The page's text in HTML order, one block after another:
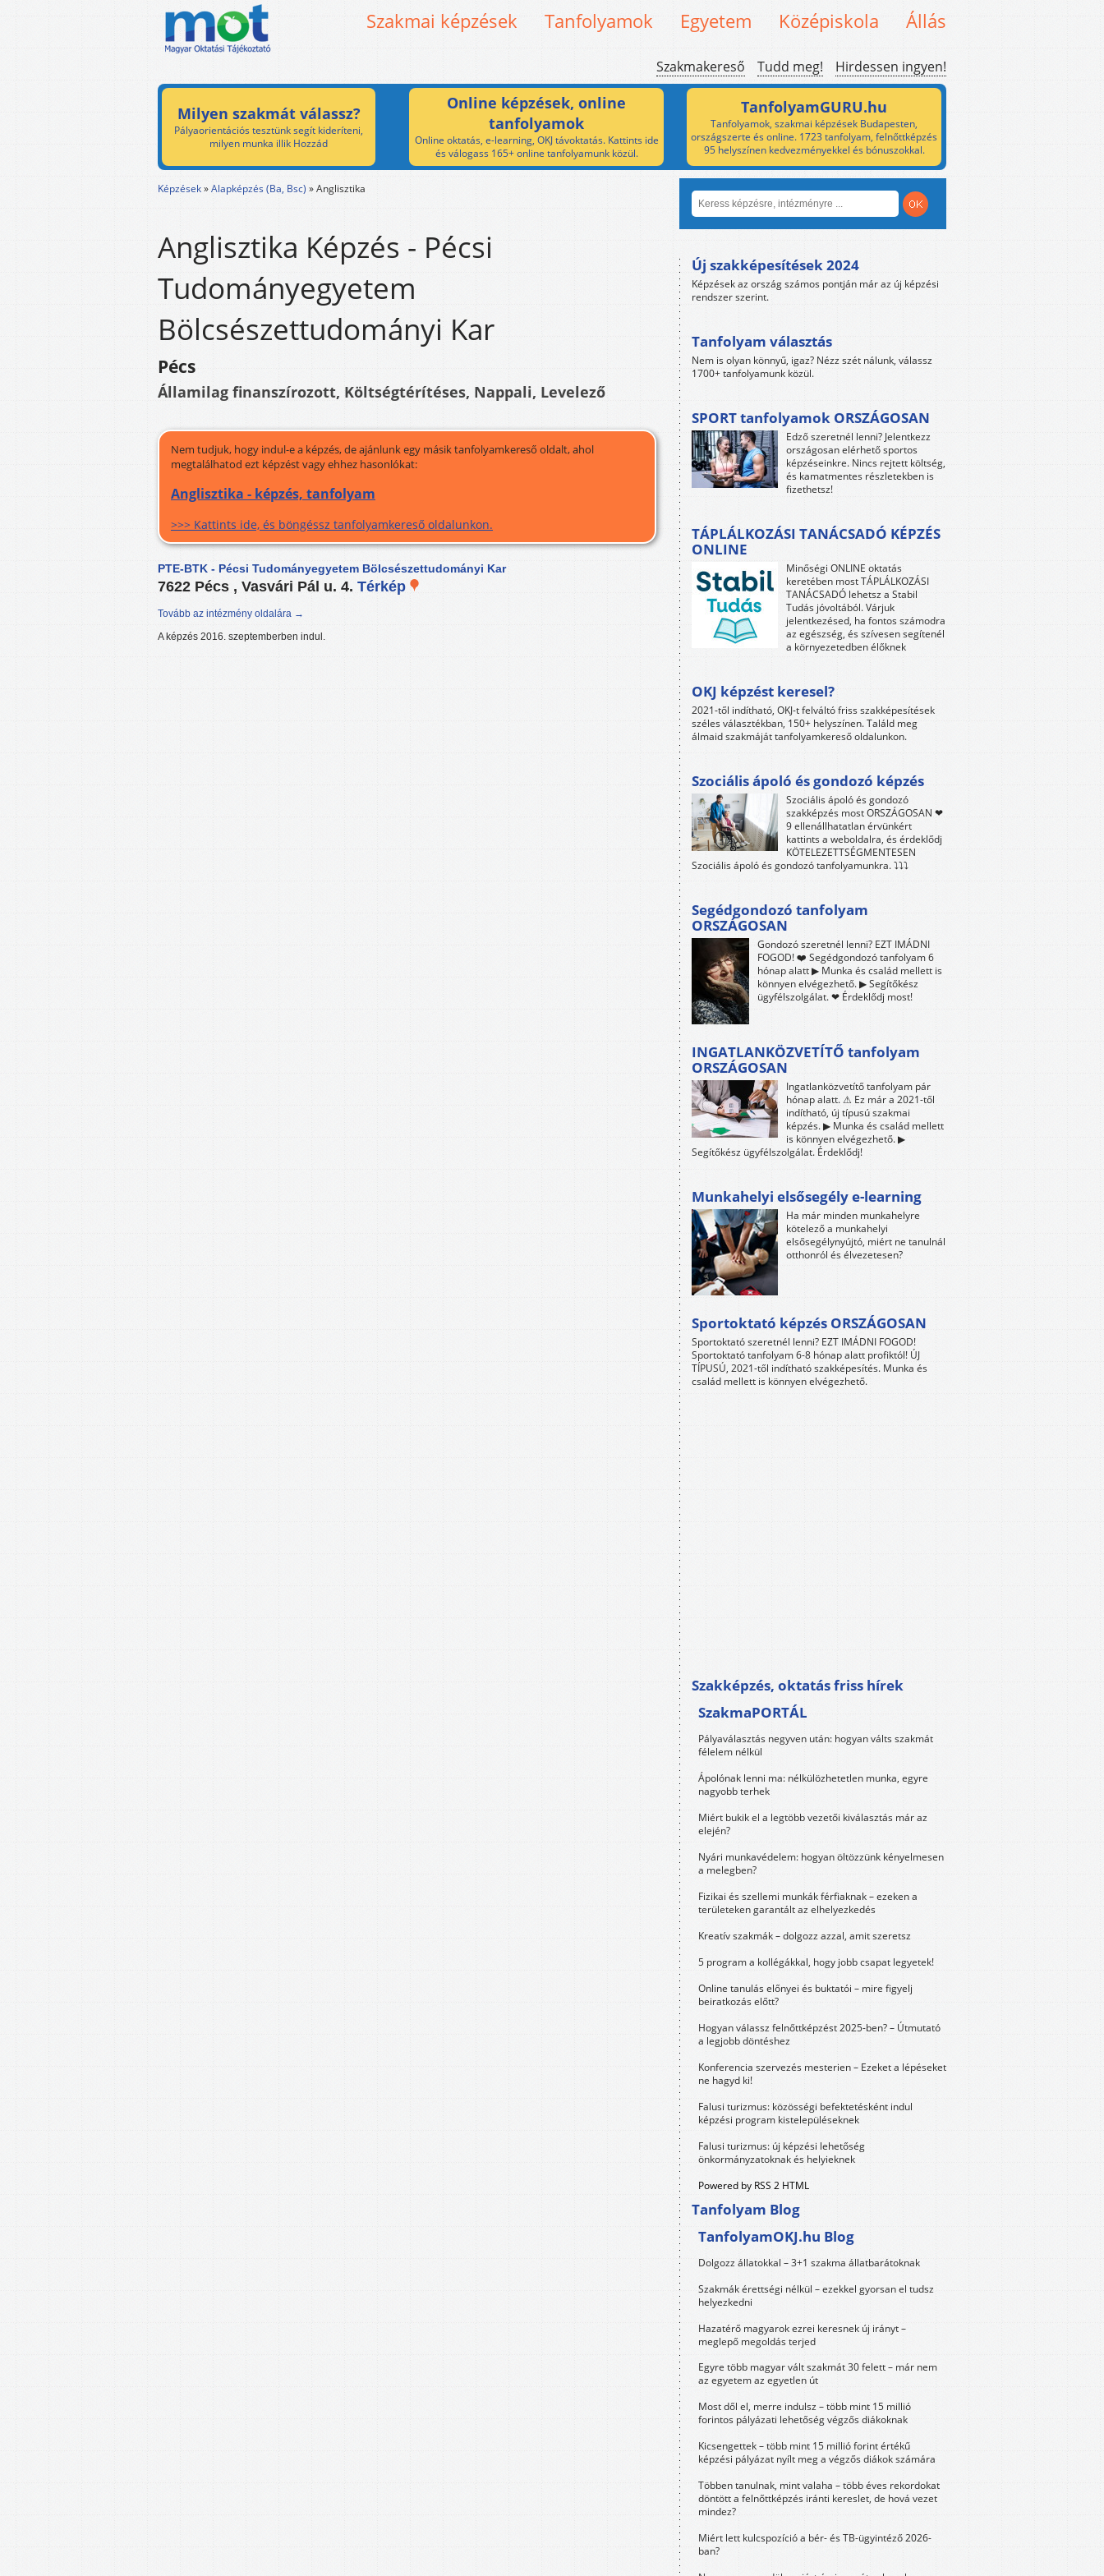
Szakmai képzések Tanfolyamok Egyetem Középiskola Állás
Szakmakereső Tudd meg! Hirdessen ingyen!
Milyen szakmát válassz?
Pályaorientációs tesztünk segít kideríteni,
milyen munka illik Hozzád
Online képzések, online
tanfolyamok
Online oktatás, e-learning, OKJ távoktatás. Kattints ide
és válogass 165+ online tanfolyamunk közül.
TanfolyamGURU.hu
Tanfolyamok, szakmai képzések Budapesten,
országszerte és online. 1723 tanfolyam, felnőttképzés
95 helyszínen kedvezményekkel és bónuszokkal.
Képzések»Alapképzés (Ba, Bsc) »Anglisztika
Anglisztika Képzés - Pécsi
Tudományegyetem
Bölcsészettudományi Kar
Pécs
Államilag finanszírozott, Költségtérítéses, Nappali, Levelező
Nem tudjuk, hogy indul-e a képzés, de ajánlunk egy másik tanfolyamkereső oldalt, ahol
megtalálhatod ezt képzést vagy ehhez hasonlókat:
Anglisztika - képzés, tanfolyam
>>> Kattints ide, és böngéssz tanfolyamkereső oldalunkon.
PTE-BTK - Pécsi Tudományegyetem Bölcsészettudományi Kar
7622 Pécs , Vasvári Pál u. 4. Térkép
Tovább az intézmény oldalára →
A képzés 2016. szeptemberben indul.
Új szakképesítések 2024
Képzések az ország számos pontján már az új képzési
rendszer szerint.
Tanfolyam választás
Nem is olyan könnyű, igaz? Nézz szét nálunk, válassz
1700+ tanfolyamunk közül.
SPORT tanfolyamok ORSZÁGOSAN
Edző szeretnél lenni? Jelentkezz
országosan elérhető sportos
képzéseinkre. Nincs rejtett költség,
és kamatmentes részletekben is
fizethetsz!
TÁPLÁLKOZÁSI TANÁCSADÓ KÉPZÉS
ONLINE
Minőségi ONLINE oktatás
keretében most TÁPLÁLKOZÁSI
TANÁCSADÓ lehetsz a Stabil
Tudás jóvoltából. Várjuk
jelentkezésed, ha fontos számodra
az egészség, és szívesen segítenél
a környezetedben élőknek
OKJ képzést keresel?
2021-től indítható, OKJ-t felváltó friss szakképesítések
széles választékban, 150+ helyszínen. Találd meg
álmaid szakmáját tanfolyamkereső oldalunkon.
Szociális ápoló és gondozó képzés
Szociális ápoló és gondozó
szakképzés most ORSZÁGOSAN ❤
9 ellenállhatatlan érvünkért
kattints a weboldalra, és érdeklődj
KÖTELEZETTSÉGMENTESEN
Szociális ápoló és gondozó tanfolyamunkra. ⤵⤵⤵
Segédgondozó tanfolyam
ORSZÁGOSAN
Gondozó szeretnél lenni? EZT IMÁDNI
FOGOD! ❤️ Segédgondozó tanfolyam 6
hónap alatt ▶ Munka és család mellett is
könnyen elvégezhető. ▶ Segítőkész
ügyfélszolgálat. ❤ Érdeklődj most!
INGATLANKÖZVETÍTŐ tanfolyam
ORSZÁGOSAN
Ingatlanközvetítő tanfolyam pár
hónap alatt. ⚠ Ez már a 2021-től
indítható, új típusú szakmai
képzés. ▶ Munka és család mellett
is könnyen elvégezhető. ▶
Segítőkész ügyfélszolgálat. Érdeklődj!
Munkahelyi elsősegély e-learning
Ha már minden munkahelyre
kötelező a munkahelyi
elsősegélynyújtó, miért ne tanulnál
otthonról és élvezetesen?
Sportoktató képzés ORSZÁGOSAN
Sportoktató szeretnél lenni? EZT IMÁDNI FOGOD!
Sportoktató tanfolyam 6-8 hónap alatt profiktól! ÚJ
TÍPUSÚ, 2021-től indítható szakképesítés. Munka és
család mellett is könnyen elvégezhető.
Szakképzés, oktatás friss hírek
SzakmaPORTÁL
Pályaválasztás negyven után: hogyan válts szakmát
félelem nélkül
Ápolónak lenni ma: nélkülözhetetlen munka, egyre
nagyobb terhek
Miért bukik el a legtöbb vezetői kiválasztás már az
elején?
Nyári munkavédelem: hogyan öltözzünk kényelmesen
a melegben?
Fizikai és szellemi munkák férfiaknak – ezeken a
területeken garantált az elhelyezkedés
Kreatív szakmák – dolgozz azzal, amit szeretsz
5 program a kollégákkal, hogy jobb csapat legyetek!
Online tanulás előnyei és buktatói – mire figyelj
beiratkozás előtt?
Hogyan válassz felnőttképzést 2025-ben? – Útmutató
a legjobb döntéshez
Konferencia szervezés mesterien – Ezeket a lépéseket
ne hagyd ki!
Falusi turizmus: közösségi befektetésként indul
képzési program kistelepüléseknek
Falusi turizmus: új képzési lehetőség
önkormányzatoknak és helyieknek
Powered by RSS 2 HTML
Tanfolyam Blog
TanfolyamOKJ.hu Blog
Dolgozz állatokkal – 3+1 szakma állatbarátoknak
Szakmák érettségi nélkül – ezekkel gyorsan el tudsz
helyezkedni
Hazatérő magyarok ezrei keresnek új irányt –
meglepő megoldás terjed
Egyre több magyar vált szakmát 30 felett – már nem
az egyetem az egyetlen út
Most dől el, merre indulsz – több mint 15 millió
forintos pályázati lehetőség végzős diákoknak
Kicsengettek – több mint 15 millió forint értékű
képzési pályázat nyílt meg a végzős diákok számára
Többen tanulnak, mint valaha – több éves rekordokat
döntött a felnőttképzés iránti kereslet, de hová vezet
mindez?
Miért lett kulcspozíció a bér- és TB-ügyintéző 2026-
ban?